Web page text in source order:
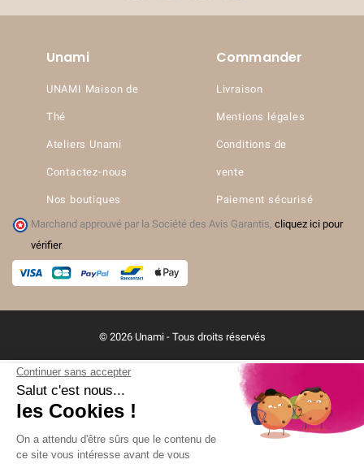
Unami
UNAMI Maison de
Thé
Ateliers Unami
Contactez-nous
Nos boutiques
Commander
Livraison
Mentions légales
Conditions de
vente
Paiement sécurisé
Marchand approuvé par la Société des Avis Garantis, cliquez ici pour
vérifier.
© 2026 Unami - Tous droits réservés